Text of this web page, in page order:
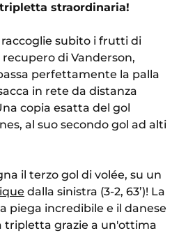
straordinaria!
subito i frutti di
di Vanderson,
perfettamente la palla
in rete da distanza
copia esatta del gol
al suo secondo gol ad alti
il terzo gol di volée, su un
dalla sinistra (3-2, 63’)! La
piega incredibile e il danese
tripletta grazie a un'ottima